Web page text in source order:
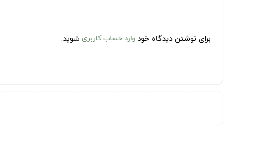
برای نوشتن دیدگاه خود وارد حساب کاربری شوید.